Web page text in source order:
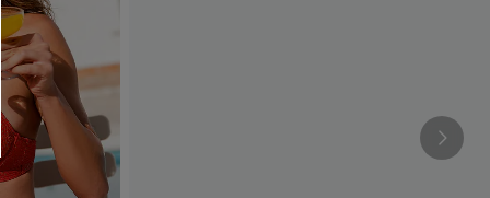
e-mail di marketing (compresi contenuti
i nostriTermini e condizioni
come i pixel presenti nelle
valutare il livello di coinvolgimento,
che potrebbero interessarti, il tutto
. Puoi annullare l'iscrizione in qualsiasi